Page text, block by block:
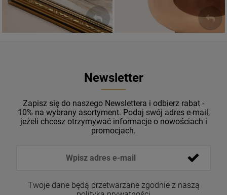
Newsletter
Zapisz się do naszego Newslettera i odbierz rabat -
10% na wybrany asortyment. Podaj swój adres e-mail,
jeżeli chcesz otrzymywać informacje o nowościach i
promocjach.
Twoje dane będą przetwarzane zgodnie z naszą